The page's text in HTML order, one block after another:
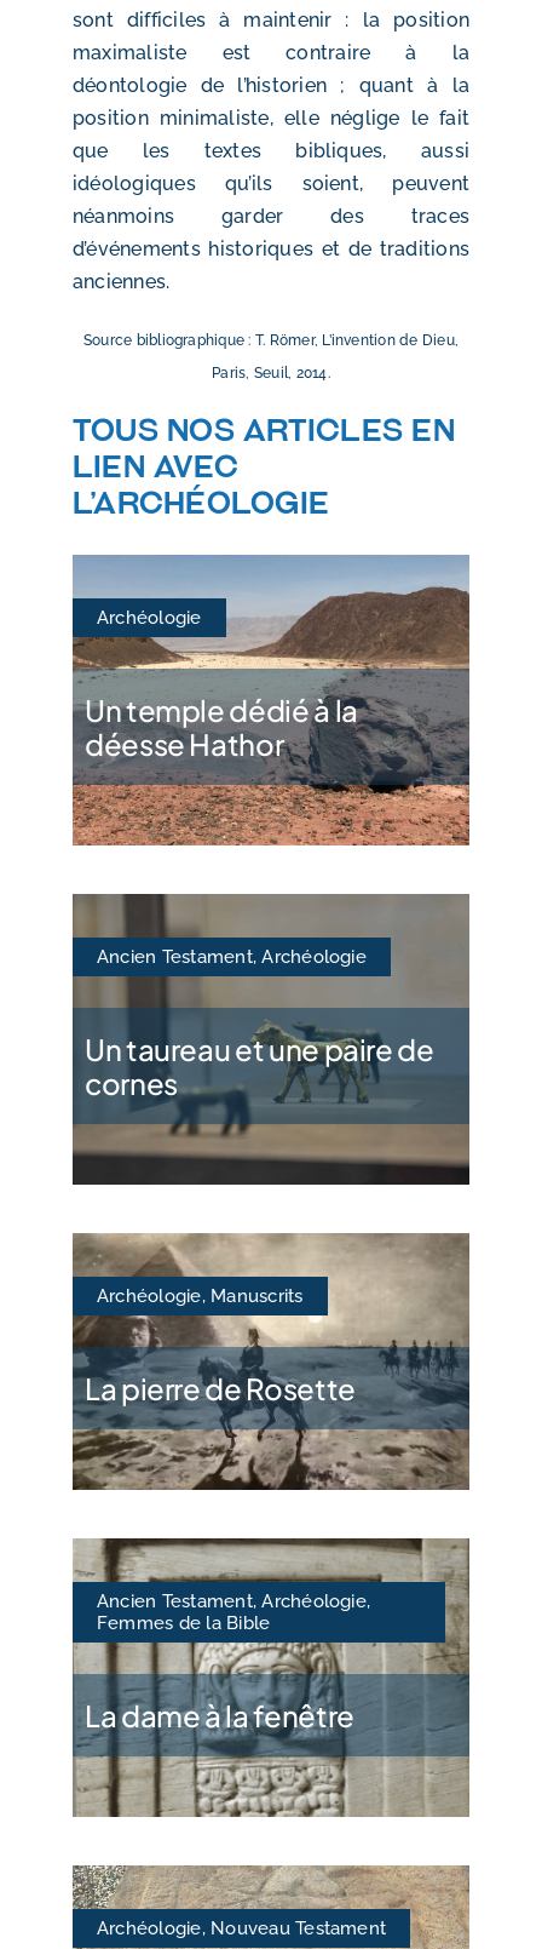
sont difficiles à maintenir : la position
maximaliste est contraire à la
déontologie de l’historien ; quant à la
position minimaliste, elle néglige le fait
que les textes bibliques, aussi
idéologiques qu’ils soient, peuvent
néanmoins garder des traces
d’événements historiques et de traditions
anciennes.
Source bibliographique : T. Römer, L’invention de Dieu,
Paris, Seuil, 2014.
Tous nos Articles en
lien avec
l’archéologie
Archéologie
Un temple dédié à la
déesse Hathor
Ancien Testament,Archéologie
Un taureau et une paire de
cornes
Archéologie, Manuscrits
La pierre de Rosette
Ancien Testament,Archéologie,
Femmes de la Bible
La dame à la fenêtre
Archéologie, Nouveau Testament